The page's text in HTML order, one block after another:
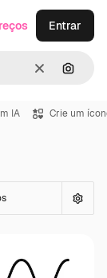
Limpar
Entrar
IA Crie um